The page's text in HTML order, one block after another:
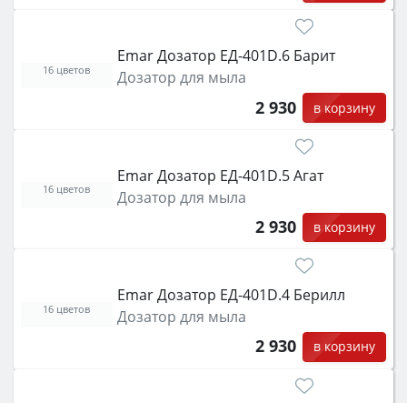
Emar Дозатор ЕД-401D.6 Барит
Дозатор для мыла
2 930 в корзину
16 цветов
Emar Дозатор ЕД-401D.5 Агат
Дозатор для мыла
2 930 в корзину
16 цветов
Emar Дозатор ЕД-401D.4 Берилл
Дозатор для мыла
2 930 в корзину
16 цветов